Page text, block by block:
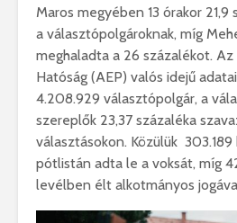
Maros megyében 13 órakor
a választópolgároknak, míg
meghaladta a 26 százalékot.
Hatóság (AEP) valós idejű
4.208.929 választópolgár, a
szereplők 23,37 százaléka
választásokon. Közülük
pótlistán adta le a voksát, míg
levélben élt alkotmányos